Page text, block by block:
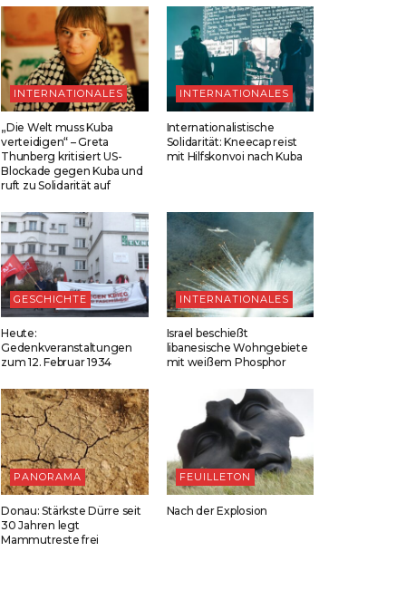
INTERNATIONALES
„Die Welt muss Kuba
verteidigen“ – Greta
Thunberg kritisiert US-
Blockade gegen Kuba und
ruft zu Solidarität auf
INTERNATIONALES
Internationalistische
Solidarität: Kneecap reist
mit Hilfskonvoi nach Kuba
GESCHICHTE
Heute:
Gedenkveranstaltungen
zum 12. Februar 1934
INTERNATIONALES
Israel beschießt
libanesische Wohngebiete
mit weißem Phosphor
PANORAMA
Donau: Stärkste Dürre seit
30 Jahren legt
Mammutreste frei
FEUILLETON
Nach der Explosion